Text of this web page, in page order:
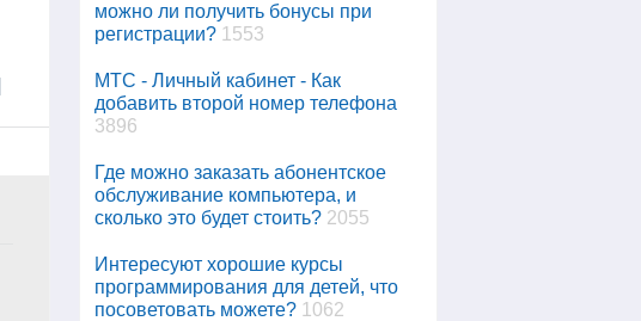
можно ли получить бонусы при
регистрации? 1553
МТС - Личный кабинет - Как
добавить второй номер телефона
3896
Где можно заказать абонентское
обслуживание компьютера, и
сколько это будет стоить? 2055
Интересуют хорошие курсы
программирования для детей, что
посоветовать можете? 1062